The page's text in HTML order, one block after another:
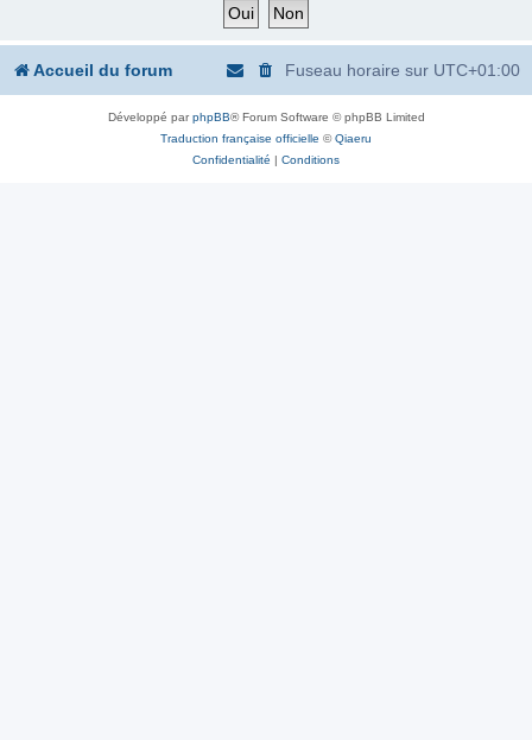
c
Accueil du forum Fuseau horaire sur UTC+01:00
Développé parphpBB® Forum Software © phpBB Limited
Traduction française officielle ©Qiaeru
Confidentialité | Conditions